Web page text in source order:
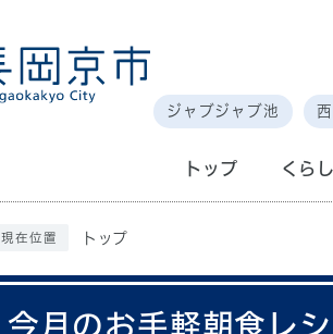
ジャブジャブ池
トップ くらし
現在位置 トップ
今月のお手軽朝食レ